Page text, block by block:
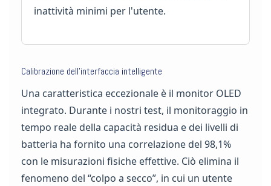
inattività minimi per l'utente.
Calibrazione dell'interfaccia intelligente
Una caratteristica eccezionale è il monitor OLED
integrato. Durante i nostri test, il monitoraggio in
tempo reale della capacità residua e dei livelli di
batteria ha fornito una correlazione del 98,1%
con le misurazioni fisiche effettive. Ciò elimina il
fenomeno del “colpo a secco”, in cui un utente